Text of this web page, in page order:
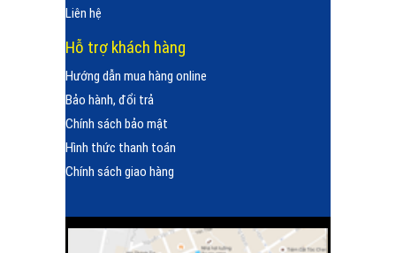
Liên hệ
Hỗ trợ khách hàng
Hướng dẫn mua hàng online
Bảo hành, đổi trả
Chính sách bảo mật
Hình thức thanh toán
Chính sách giao hàng